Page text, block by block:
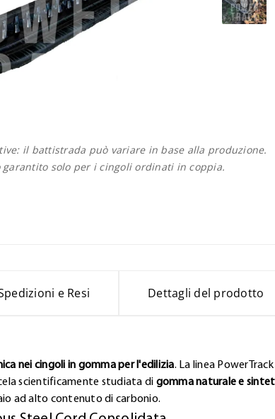
il battistrada può variare in base alla produzione.
solo per i cingoli ordinati in coppia.
e Resi Dettagli del prodotto
nei cingoli in gomma per l'edilizia. La linea
scientificamente studiata di gomma naturale e
ad alto contenuto di carbonio.